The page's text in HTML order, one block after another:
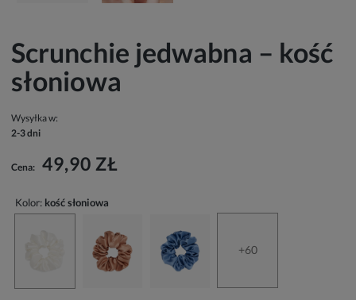
Scrunchie jedwabna – kość
słoniowa
Wysyłka w:
2-3 dni
Cena: 49,90 ZŁ
Kolor: kość słoniowa
+60